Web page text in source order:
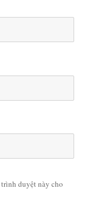
duyệt này cho